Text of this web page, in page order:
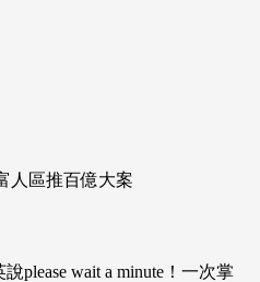
人區推百億大案
please wait a minute！一次掌